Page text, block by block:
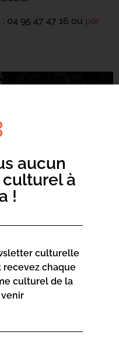
04 95 47 47 16 ou par
aucun
à
!
culturelle
recevez chaque
culturel de la